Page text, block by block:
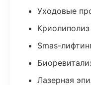
Уходовые
Smas-
Лазерная